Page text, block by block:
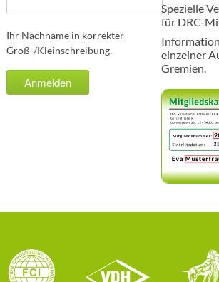
Ihr Nachname in korrekter
Groß-/Kleinschreibung.
Spezielle
für DRC-
einzelner
Gremien.